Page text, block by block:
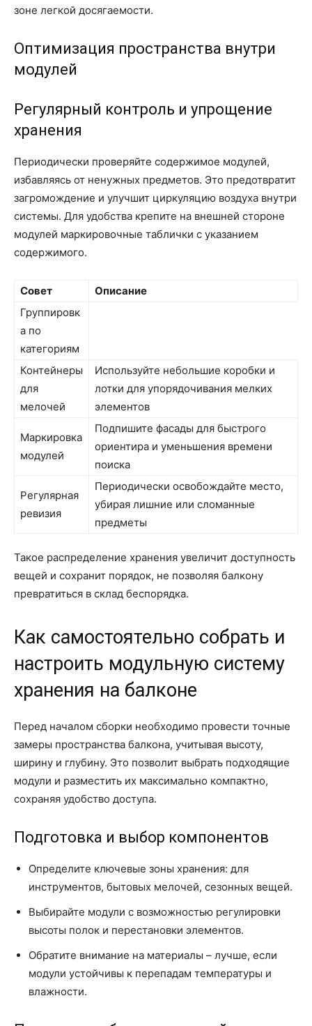
зоне легкой досягаемости.
Оптимизация пространства внутри
модулей
Регулярный контроль и упрощение
хранения
Периодически проверяйте содержимое модулей,
избавляясь от ненужных предметов. Это предотвратит
загромождение и улучшит циркуляцию воздуха внутри
системы. Для удобства крепите на внешней стороне
модулей маркировочные таблички с указанием
содержимого.
Совет
Описание
Группировк
а по
категориям
Контейнеры
для
мелочей
Используйте небольшие коробки и
лотки для упорядочивания мелких
элементов
Маркировка
модулей
Подпишите фасады для быстрого
ориентира и уменьшения времени
поиска
Регулярная
ревизия
Периодически освобождайте место,
убирая лишние или сломанные
предметы
Такое распределение хранения увеличит доступность
вещей и сохранит порядок, не позволяя балкону
превратиться в склад беспорядка.
Как самостоятельно собрать и
настроить модульную систему
хранения на балконе
Перед началом сборки необходимо провести точные
замеры пространства балкона, учитывая высоту,
ширину и глубину. Это позволит выбрать подходящие
модули и разместить их максимально компактно,
сохраняя удобство доступа.
Подготовка и выбор компонентов
Определите ключевые зоны хранения: для
инструментов, бытовых мелочей, сезонных вещей.
Выбирайте модули с возможностью регулировки
высоты полок и перестановки элементов.
Обратите внимание на материалы – лучше, если
модули устойчивы к перепадам температуры и
влажности.